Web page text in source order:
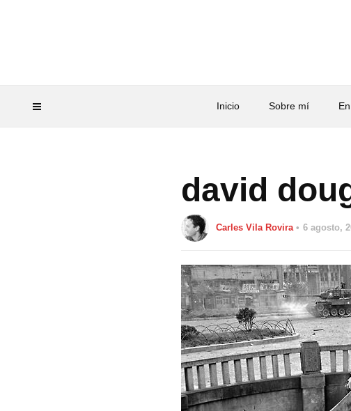
Inicio Sobre mí
david
Carles Vila Rovira 6 agosto,